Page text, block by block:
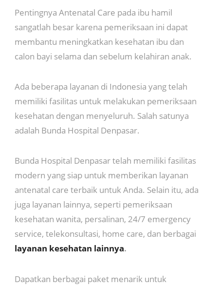
Pentingnya Antenatal Care pada ibu hamil
sangatlah besar karena pemeriksaan ini dapat
membantu meningkatkan kesehatan ibu dan
calon bayi selama dan sebelum kelahiran anak.
Ada beberapa layanan di Indonesia yang telah
memiliki fasilitas untuk melakukan pemeriksaan
kesehatan dengan menyeluruh. Salah satunya
adalah Bunda Hospital Denpasar.
Bunda Hospital Denpasar telah memiliki fasilitas
modern yang siap untuk memberikan layanan
antenatal care terbaik untuk Anda. Selain itu, ada
juga layanan lainnya, seperti pemeriksaan
kesehatan wanita, persalinan, 24/7 emergency
service, telekonsultasi, home care, dan berbagai
layanan kesehatan lainnya.
Dapatkan berbagai paket menarik untuk